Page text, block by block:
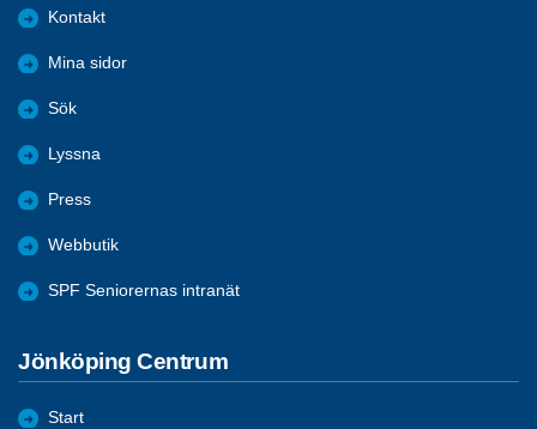
Kontakt
Mina sidor
Sök
Lyssna
Press
Webbutik
SPF Seniorernas intranät
Jönköping Centrum
Start